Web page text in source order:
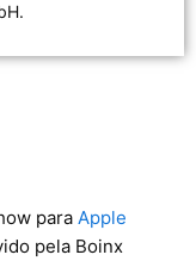
para Apple
pela Boinx